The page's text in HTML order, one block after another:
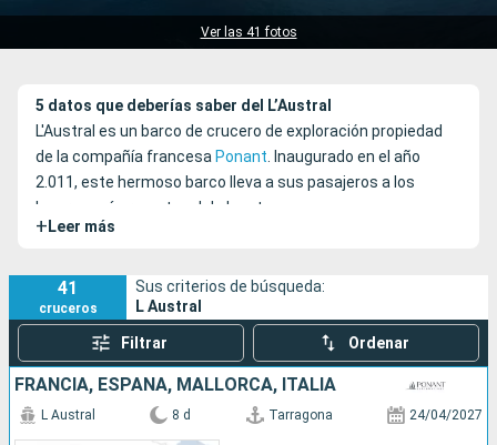
Ver las 41 fotos
5 datos que deberías saber del L’Austral
L'Austral es un barco de crucero de exploración propiedad
de la compañía francesa Ponant. Inaugurado en el año
2.011, este hermoso barco lleva a sus pasajeros a los
lugares más remotos del planeta.
+ Leer más
41
cruceros
Sus criterios de búsqueda:
L Austral
Filtrar Ordenar
FRANCIA, ESPAÑA, MALLORCA, ITALIA
L Austral 8 d Tarragona 24/04/2027